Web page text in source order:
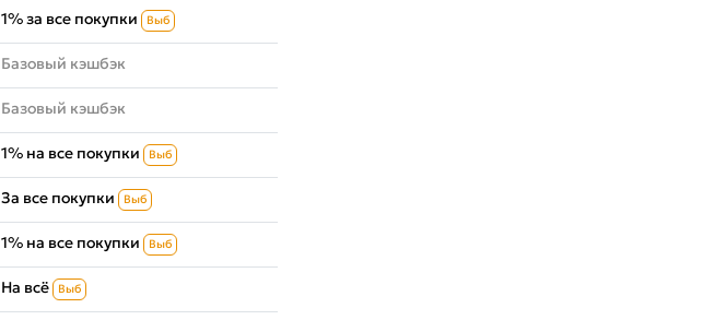
1% за все покупки Выб
Базовый кэшбэк
Базовый кэшбэк
1% на все покупки Выб
За все покупки Выб
1% на все покупки Выб
На всё Выб